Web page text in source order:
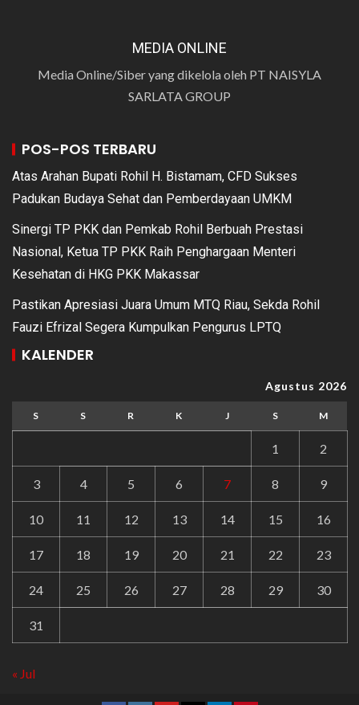
MEDIA ONLINE
Media Online/Siber yang dikelola oleh PT NAISYLA
SARLATA GROUP
POS-POS TERBARU
Atas Arahan Bupati Rohil H. Bistamam, CFD Sukses
Padukan Budaya Sehat dan Pemberdayaan UMKM
Sinergi TP PKK dan Pemkab Rohil Berbuah Prestasi
Nasional, Ketua TP PKK Raih Penghargaan Menteri
Kesehatan di HKG PKK Makassar
Pastikan Apresiasi Juara Umum MTQ Riau, Sekda Rohil
Fauzi Efrizal Segera Kumpulkan Pengurus LPTQ
KALENDER
Agustus 2026
S S R K J S M
1 2
3 4 5 6 7 8 9
10 11 12 13 14 15 16
17 18 19 20 21 22 23
24 25 26 27 28 29 30
31
« Jul